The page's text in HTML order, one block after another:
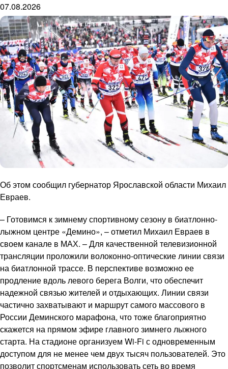
07.08.2026
Об этом сообщил губернатор Ярославской области Михаил
Евраев.
– Готовимся к зимнему спортивному сезону в биатлонно-
лыжном центре «Демино», – отметил Михаил Евраев в
своем канале в МАХ. – Для качественной телевизионной
трансляции проложили волоконно-оптические линии связи
на биатлонной трассе. В перспективе возможно ее
продление вдоль левого берега Волги, что обеспечит
надежной связью жителей и отдыхающих. Линии связи
частично захватывают и маршрут самого массового в
России Деминского марафона, что тоже благоприятно
скажется на прямом эфире главного зимнего лыжного
старта. На стадионе организуем Wi-Fi с одновременным
доступом для не менее чем двух тысяч пользователей. Это
позволит спортсменам использовать сеть во время